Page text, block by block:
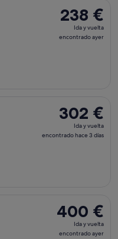
238 €
Ida
y
238 €
Ida y vuelta
encontrado ayer
302 €
Ida
y
302 €
Ida y vuelta
encontrado hace 3 días
400 €
Ida
y
400 €
Ida y vuelta
encontrado ayer